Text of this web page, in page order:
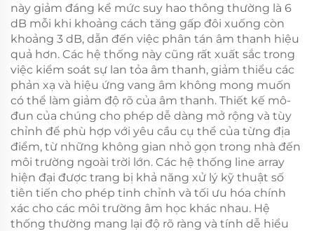
này giảm đáng kể mức suy hao thông thường là 6
dB mỗi khi khoảng cách tăng gấp đôi xuống còn
khoảng 3 dB, dẫn đến việc phân tán âm thanh hiệu
quả hơn. Các hệ thống này cũng rất xuất sắc trong
việc kiểm soát sự lan tỏa âm thanh, giảm thiểu các
phản xạ và hiệu ứng vang âm không mong muốn
có thể làm giảm độ rõ của âm thanh. Thiết kế mô-
đun của chúng cho phép dễ dàng mở rộng và tùy
chỉnh để phù hợp với yêu cầu cụ thể của từng địa
điểm, từ những không gian nhỏ gọn trong nhà đến
môi trường ngoài trời lớn. Các hệ thống line array
hiện đại được trang bị khả năng xử lý kỹ thuật số
tiên tiến cho phép tinh chỉnh và tối ưu hóa chính
xác cho các môi trường âm học khác nhau. Hệ
thống thường mang lại độ rõ ràng và tính dễ hiểu